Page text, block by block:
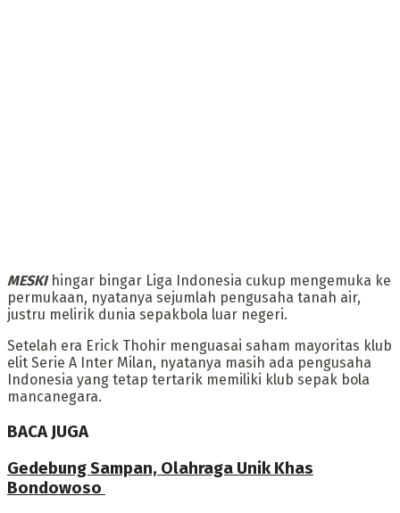
MESKIhingar bingar Liga Indonesia cukup mengemuka ke
permukaan, nyatanya sejumlah pengusaha tanah air,
justru melirik dunia sepakbola luar negeri.
‎Setelah era Erick Thohir menguasai saham mayoritas klub
elit Serie A Inter Milan, nyatanya masih ada pengusaha
Indonesia yang tetap tertarik memiliki klub sepak bola
mancanegara.
BACA JUGA
Gedebung Sampan, Olahraga Unik Khas
Bondowoso